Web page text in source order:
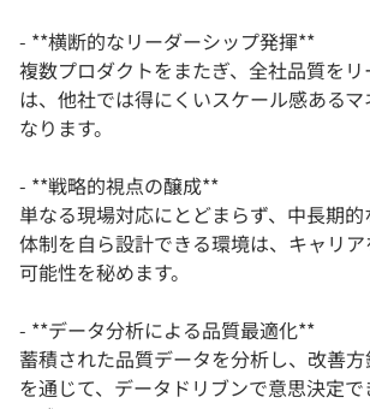
- **横断的なリーダーシップ発揮**
複数プロダクトをまたぎ、全社品質を
は、他社では得にくいスケール感ある
なります。
- **戦略的視点の醸成**
単なる現場対応にとどまらず、中長期
体制を自ら設計できる環境は、キャリ
可能性を秘めます。
- **データ分析による品質最適化**
蓄積された品質データを分析し、改善
を通じて、データドリブンで意思決定